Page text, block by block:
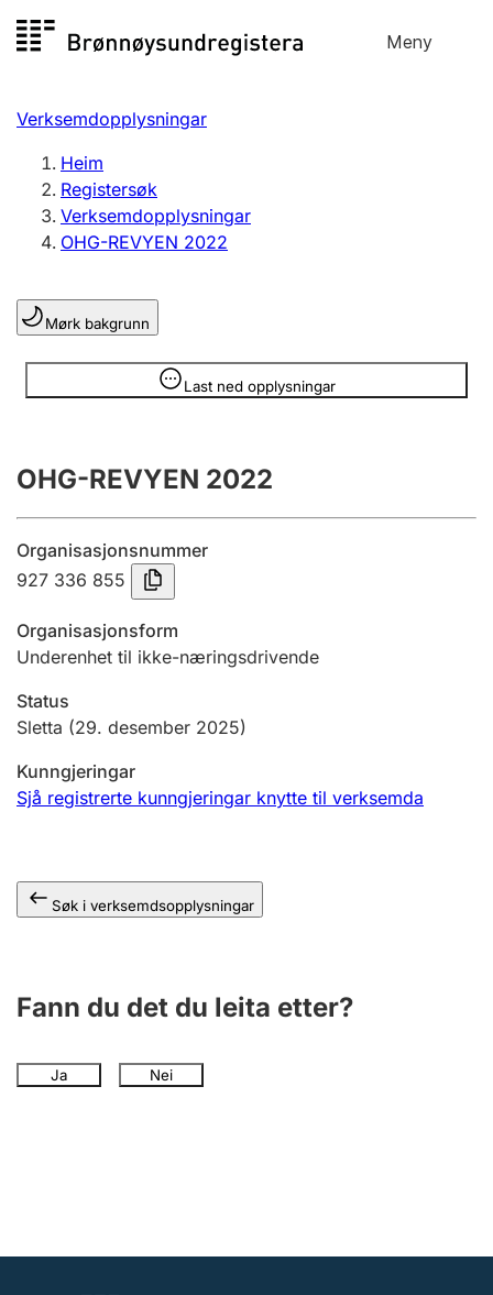
til
Meny
Registersøk
Aksjeselskap
Enkeltpersonføretak
Registrere, endre, slette
Lag og foreining
Registrere, endre, slette
Innsending og forseinkingsgebyr
Tinglysing
Jeger
Andre tema
Verksemdopplysningar
Heim
Registersøk
Verksemdopplysningar
OHG-REVYEN 2022
Mørk bakgrunn
Last ned opplysningar
Opplysninger er skjult
OHG-REVYEN 2022
Organisasjonsnummer
927 336 855
Organisasjonsform
Underenhet til ikke-næringsdrivende
Status
Sletta (29. desember 2025)
Kunngjeringar
Sjå registrerte kunngjeringar knytte til verksemda
Søk i verksemdsopplysningar
Fann du det du leita etter?
Ja Nei